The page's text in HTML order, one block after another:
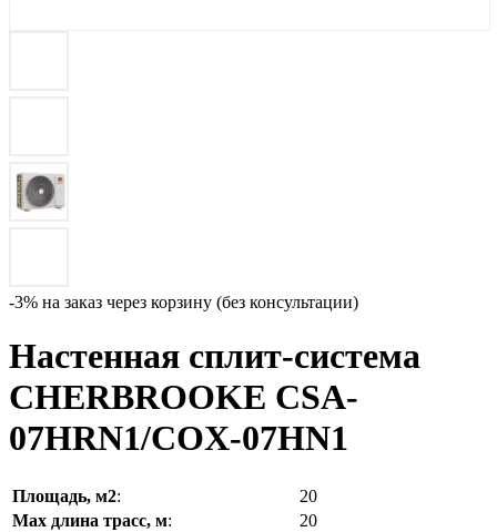
-3% на заказ через корзину (без консультации)
Настенная сплит-система
CHERBROOKE CSA-
07HRN1/COX-07HN1
Площадь, м2:
20
Max длина трасс, м:
20